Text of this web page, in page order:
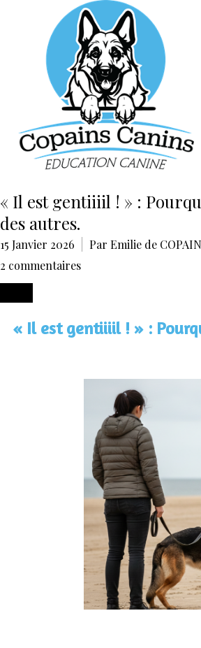
« Il est gentiiiil ! » :
des autres.
15 Janvier 2026
Par Emilie de
2 commentaires
« Il est gentiiiil ! » :